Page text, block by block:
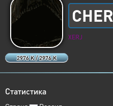
2976 K / 2976 K
XERJ
Статистика